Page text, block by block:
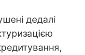
дедалі